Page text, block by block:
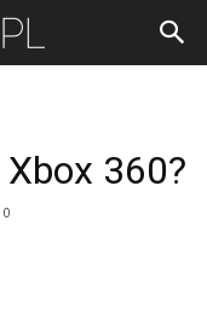
360?
0